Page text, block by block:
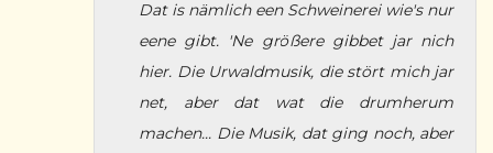
Dat is nämlich een Schweinerei wie's nur
eene gibt. 'Ne größere gibbet jar nich
hier. Die Urwaldmusik, die stört mich jar
net, aber dat wat die drumherum
machen... Die Musik, dat ging noch, aber